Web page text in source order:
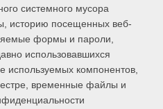
системного мусора
историю посещенных веб-
формы и пароли,
использовавшихся
используемых компонентов,
временные файлы и